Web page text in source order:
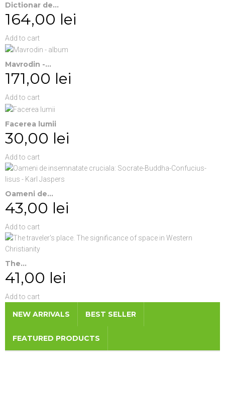
Dictionar de...
164,00 lei
Add to cart
Mavrodin -...
171,00 lei
Add to cart
Facerea lumii
30,00 lei
Add to cart
Oameni de...
43,00 lei
Add to cart
The...
41,00 lei
Add to cart
NEW ARRIVALS BEST SELLER
FEATURED PRODUCTS